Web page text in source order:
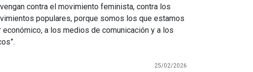
contra el movimiento feminista, contra los
populares, porque somos los que estamos
a los medios de comunicación y a los
25/02/2026